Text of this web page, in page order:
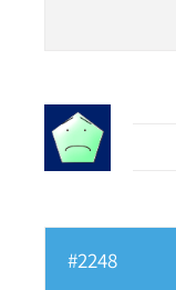
#2248